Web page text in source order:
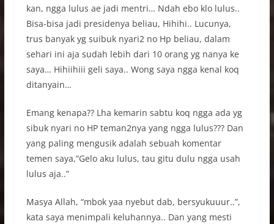
kan, ngga lulus ae jadi mentri… Ndah ebo klo lulus..
Bisa-bisa jadi presidenya beliau, Hihihi.. Lucunya,
trus banyak yg suibuk nyari2 no Hp beliau, dalam
sehari ini aja sudah lebih dari 10 orang yg nanya ke
saya… Hihiihiii geli saya.. Wong saya ngga kenal koq
ditanyain…
Emang kenapa?? Lha kemarin sabtu koq ngga ada yg
sibuk nyari no HP teman2nya yang ngga lulus??? Dan
yang paling mengusik adalah sebuah komentar
temen saya,”Gelo aku lulus, tau gitu dulu ngga usah
lulus aja..”
Masya Allah, “mbok yaa nyebut dab, bersyukuuur..”,
kata saya menimpali keluhannya.. Dan yang mesti